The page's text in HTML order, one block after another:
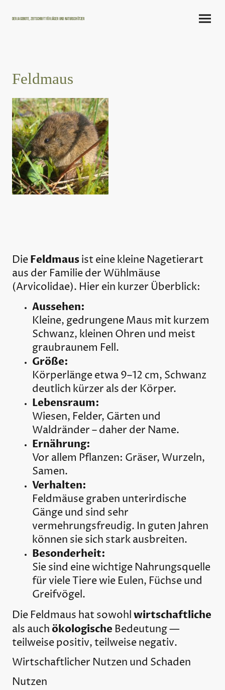
Der Jagdbote, Zeitschrift für Jäger und Naturschützer
Feldmaus
DieFeldmausist eine kleine Nagetierart
aus der Familie der Wühlmäuse
(Arvicolidae). Hier ein kurzer Überblick:
Aussehen:
Kleine, gedrungene Maus mit kurzem
Schwanz, kleinen Ohren und meist
graubraunem Fell.
Größe:
Körperlänge etwa 9–12 cm, Schwanz
deutlich kürzer als der Körper.
Lebensraum:
Wiesen, Felder, Gärten und
Waldränder – daher der Name.
Ernährung:
Vor allem Pflanzen: Gräser, Wurzeln,
Samen.
Verhalten:
Feldmäuse graben unterirdische
Gänge und sind sehr
vermehrungsfreudig. In guten Jahren
können sie sich stark ausbreiten.
Besonderheit:
Sie sind eine wichtige Nahrungsquelle
für viele Tiere wie Eulen, Füchse und
Greifvögel.
Die Feldmaus hat sowohlwirtschaftliche
als auchökologische Bedeutung —
teilweise positiv, teilweise negativ.
Wirtschaftlicher Nutzen und Schaden
Nutzen